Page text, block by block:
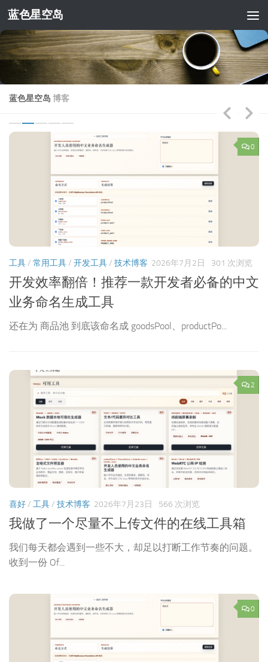
跳至内容
蓝色星空岛
蓝色星空岛 博客
0
工具/ 常用工具/ 开发工具/ 技术博客 2026年7月2日 301 次浏览
开发效率翻倍！推荐一款开发者必备的中文
业务命名生成工具
还在为 商品池 到底该命名成 goodsPool、productPo...
2
喜好/ 工具/ 技术博客 2026年7月23日 566 次浏览
我做了一个尽量不上传文件的在线工具箱
我们每天都会遇到一些不大，却足以打断工作节奏的问题。
收到一份 Of...
0